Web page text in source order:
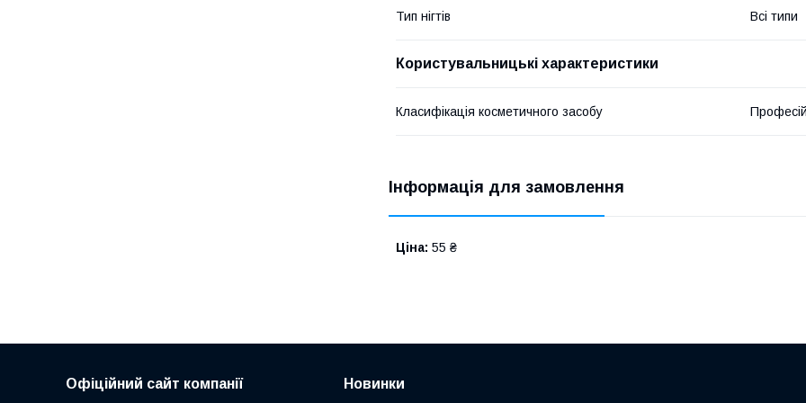
Тип нігтів Всі типи
Користувальницькі характеристики
Класифікація косметичного засобу
Інформація для замовлення
Ціна: 55 ₴
Офіційний сайт компанії Новинки